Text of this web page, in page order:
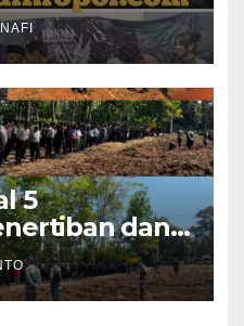
dan
Pesta Warga
5
dan